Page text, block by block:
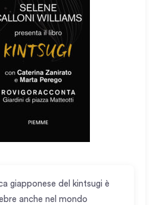
giapponese del kintsugi è
anche nel mondo